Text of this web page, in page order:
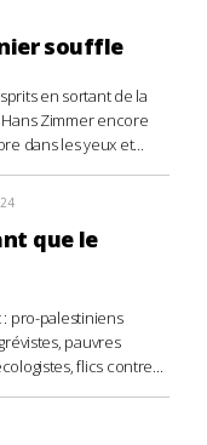
souffle
en sortant de la
Hans Zimmer encore
dans les yeux et...
que le
pro-palestiniens
pauvres
flics contre...